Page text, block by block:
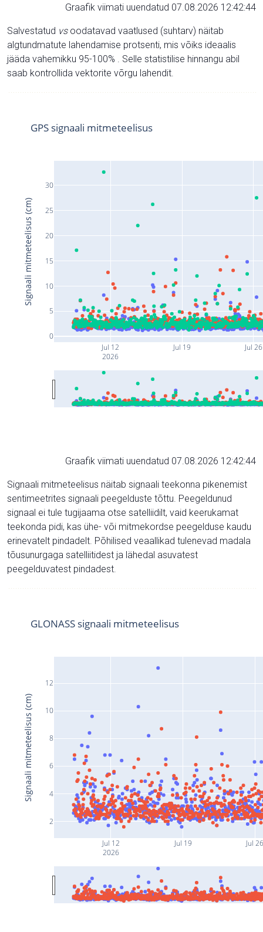
Graafik viimati uuendatud 07.08.2026 12:42:44
Salvestatud vsoodatavad vaatlused (suhtarv) näitab
algtundmatute lahendamise protsenti, mis võiks ideaalis
jääda vahemikku 95-100% . Selle statistilise hinnangu abil
saab kontrollida vektorite võrgu lahendit.
Jul 12
2026
Jul 19 Jul 26
0
5
10
15
20
25
30
GPS signaali mitmeteelisus
Signaali mitmeteelisus (cm)
Graafik viimati uuendatud 07.08.2026 12:42:44
Signaali mitmeteelisus näitab signaali teekonna pikenemist
sentimeetrites signaali peegelduste tõttu. Peegeldunud
signaal ei tule tugijaama otse satelliidilt, vaid keerukamat
teekonda pidi, kas ühe- või mitmekordse peegelduse kaudu
erinevatelt pindadelt. Põhilised veaallikad tulenevad madala
tõusunurgaga satelliitidest ja lähedal asuvatest
peegelduvatest pindadest.
Jul 12
2026
Jul 19 Jul
2
4
6
8
10
12
GLONASS signaali mitmeteelisus
Signaali mitmeteelisus (cm)